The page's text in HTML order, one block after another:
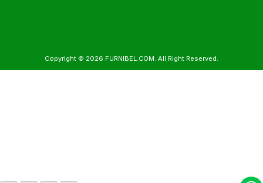
Copyright © 2026 FURNIBEL.COM. All Right Reserved.